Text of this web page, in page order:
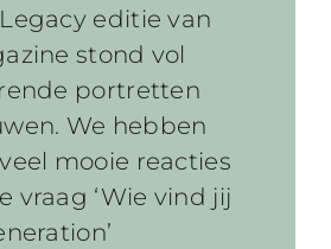
editie van
stond vol
portretten
We hebben
mooie reacties
vraag ‘Wie vind jij